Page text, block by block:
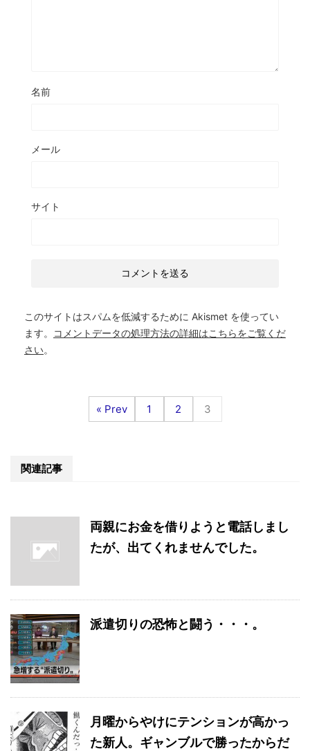
名前
メール
サイト
このサイトはスパムを低減するために Akismet を使ってい
ます。
コメントデータの処理方法の詳細はこちらをご覧くだ
さい。
« Prev 1 2 3
関連記事
両親にお金を借りようと電話しまし
たが、出てくれませんでした。
派遣切りの恐怖と闘う・・・。
月曜からやけにテンションが高かっ
た新人。ギャンブルで勝ったからだ